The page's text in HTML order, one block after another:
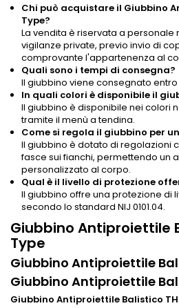
Chi può acquistare il Giubbino
Type?
La vendita è riservata a personale
vigilanze private, previo invio di
comprovante l'appartenenza al
Quali sono i tempi di consegna?
Il giubbino viene consegnato
In quali colori è disponibile il
Il giubbino è disponibile nei colori
tramite il menù a tendina.
Come si regola il giubbino per
Il giubbino è dotato di regolazioni
fasce sui fianchi, permettendo un
personalizzato al corpo.
Qual è il livello di protezione
Il giubbino offre una protezione di
secondo lo standard NIJ 0101.04.
Giubbino Antiproiettile
Type
Giubbino Antiproiettile
Giubbino Antiproiettile
Giubbino Antiproiettile Balistico